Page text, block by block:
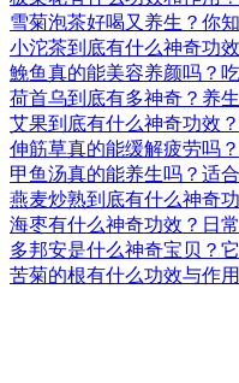
雪菊泡茶好喝又养生？你
小沱茶到底有什么神奇功
鮸鱼真的能美容养颜吗？
荷首乌到底有多神奇？养
艾果到底有什么神奇功效
伸筋草真的能缓解疲劳吗
甲鱼汤真的能养生吗？适
燕麦炒熟到底有什么神奇
海枣有什么神奇功效？日
多邦安是什么神奇宝贝？
苦菊的根有什么功效与作